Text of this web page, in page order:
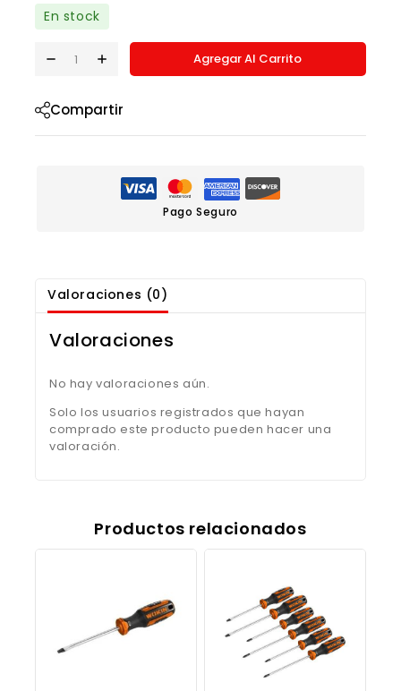
En stock
Agregar Al Carrito
Compartir
Pago Seguro
Valoraciones (0)
Valoraciones
No hay valoraciones aún.
Solo los usuarios registrados que hayan
comprado este producto pueden hacer una
valoración.
Productos relacionados